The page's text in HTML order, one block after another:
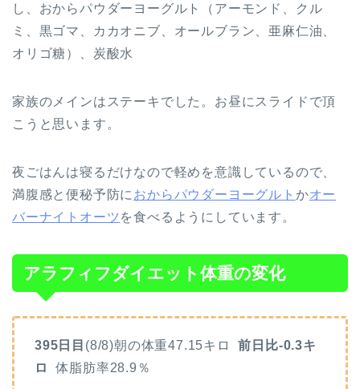
し、おからパウダーヨーグルト（アーモンド、クル
ミ、黒ゴマ、カカオニブ、オールブラン、亜麻仁油、
オリゴ糖）、炭酸水
家族のメインはステーキでした。お昼にスライドで頂
こうと思います。
夜ごはんは寝るだけなので軽めを意識しているので、
満腹感と便秘予防に おからパウダーヨーグルト かオー
バーナイトオーツ を食べるようにしています。
アラフィフダイエット体重の変化
395日目 (8/8)朝の体重47.15キロ前日比-0.3キ
ロ体脂肪率28.9 ％